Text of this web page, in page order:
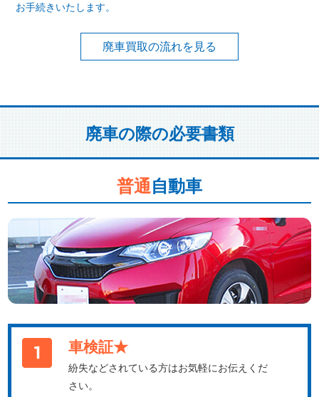
お手続きいたします。
廃車買取の流れを見る
廃車の際の必要書類
普通自動車
車検証★
紛失などされている方はお気軽にお伝えくだ
さい。